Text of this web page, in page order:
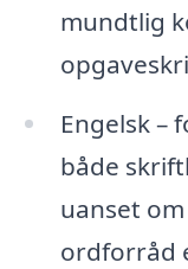
mundtlig
Engelsk –
både
uanset
ordforråd